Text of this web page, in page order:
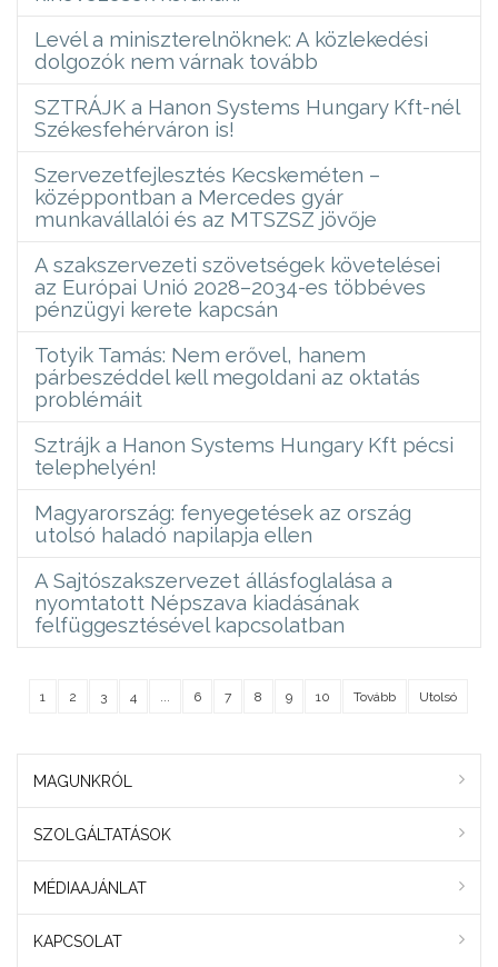
Levél a miniszterelnöknek: A közlekedési
dolgozók nem várnak tovább
SZTRÁJK a Hanon Systems Hungary Kft-nél
Székesfehérváron is!
Szervezetfejlesztés Kecskeméten –
középpontban a Mercedes gyár
munkavállalói és az MTSZSZ jövője
A szakszervezeti szövetségek követelései
az Európai Unió 2028–2034-es többéves
pénzügyi kerete kapcsán
Totyik Tamás: Nem erővel, hanem
párbeszéddel kell megoldani az oktatás
problémáit
Sztrájk a Hanon Systems Hungary Kft pécsi
telephelyén!
Magyarország: fenyegetések az ország
utolsó haladó napilapja ellen
A Sajtószakszervezet állásfoglalása a
nyomtatott Népszava kiadásának
felfüggesztésével kapcsolatban
1 2 3 4 ... 6 7 8 9 10 Tovább Utolsó
MAGUNKRÓL
SZOLGÁLTATÁSOK
MÉDIAAJÁNLAT
KAPCSOLAT